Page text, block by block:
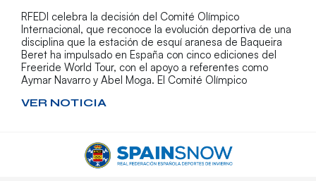
RFEDI celebra la decisión del Comité Olímpico
Internacional, que reconoce la evolución deportiva de una
disciplina que la estación de esquí aranesa de Baqueira
Beret ha impulsado en España con cinco ediciones del
Freeride World Tour, con el apoyo a referentes como
Aymar Navarro y Abel Moga. El Comité Olímpico
VER NOTICIA